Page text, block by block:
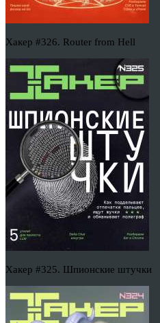
Хакер #326. Router from Hell
Хакер #325. Шпионские штучки